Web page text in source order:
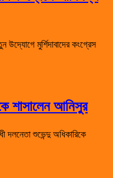
উদ্যোগে মুর্শিদাবাদের কংগ্রেস
শাসালেন আনিসুর
দলনেতা শুভেন্দু অধিকারিকে